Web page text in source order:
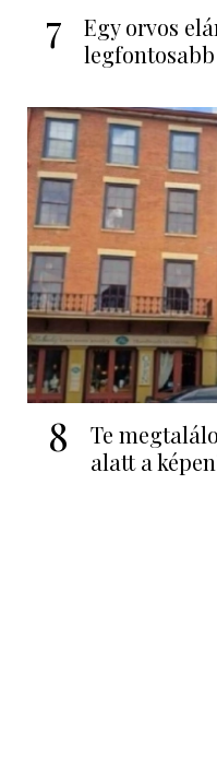
7
Egy orvos
8
Te
alatt a